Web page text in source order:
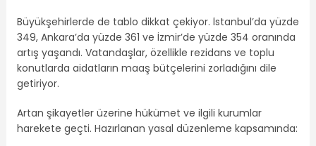
Büyükşehirlerde de tablo dikkat çekiyor. İstanbul’da yüzde
349, Ankara’da yüzde 361 ve İzmir’de yüzde 354 oranında
artış yaşandı. Vatandaşlar, özellikle rezidans ve toplu
konutlarda aidatların maaş bütçelerini zorladığını dile
getiriyor.
Artan şikayetler üzerine hükümet ve ilgili kurumlar
harekete geçti. Hazırlanan yasal düzenleme kapsamında: